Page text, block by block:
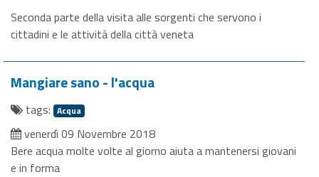
Seconda parte della visita alle sorgenti che servono i
cittadini e le attività della città veneta
Mangiare sano - l'acqua
tags: Acqua
venerdì 09 Novembre 2018
Bere acqua molte volte al giorno aiuta a mantenersi giovani
e in forma